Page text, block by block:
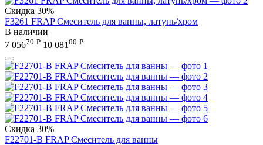
Скидка 30%
F3261 FRAP Смеситель для ванны, латунь/хром
В наличии
7 05670 Р 10 08100 Р
Скидка 30%
F22701-B FRAP Смеситель для ванны